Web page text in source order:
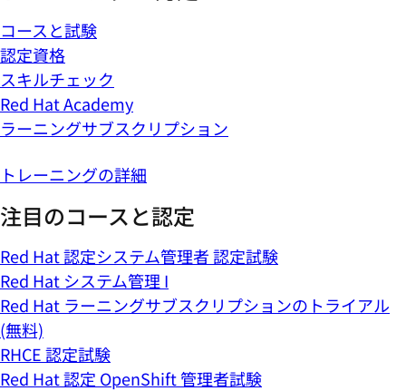
コースと試験
認定資格
スキルチェック
Red Hat Academy
ラーニングサブスクリプション
トレーニングの詳細
注目のコースと認定
Red Hat 認定システム管理者 認定試験
Red Hat システム管理 I
Red Hat ラーニングサブスクリプションのトライアル
(無料)
RHCE 認定試験
Red Hat 認定 OpenShift 管理者試験